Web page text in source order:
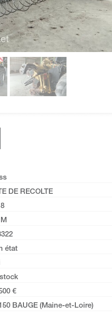
DE RECOLTE
état
€
BAUGE (Maine-et-Loire)